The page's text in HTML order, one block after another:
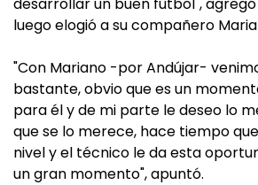
luego elogió a su compañero
"Con Mariano -por Andújar-
bastante, obvio que es un
para él y de mi parte le deseo lo
que se lo merece, hace tiempo
nivel y el técnico le da esta
un gran momento", apuntó.